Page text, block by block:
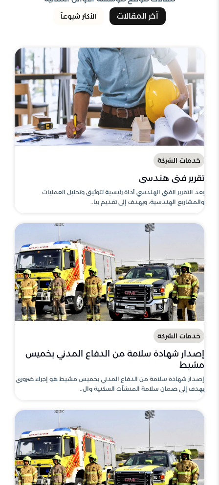
آخر المقالات
الأكثر شيوعاً
خدمات الشركة
تقرير فني هندسي
يعد التقرير الفني الهندسي أداة رئيسية لتوثيق وتحليل العمليات
والمشاريع الهندسية، ويهدف إلى تقديم بيا..
خدمات الشركة
إصدار شهادة سلامة من الدفاع المدني بخميس
مشيط
إصدار شهادة سلامة من الدفاع المدني بخميس مشيط هو إجراء ضروري
يهدف إلى ضمان سلامة المنشآت السكنية وال..